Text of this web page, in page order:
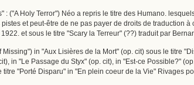
: ("A Holy Terror") Néo a repris le titre des Humano.
et peut-être de ne pas payer de droits de traduction
1922. et sous le titre "Scary la Terreur" (??) traduit par
in "Aux Lisières de la Mort" (op. cit) sous le titre
in "Le Passage du Styx" (op. cit), in "Est-ce Possible?"
titre "Porté Disparu" in "En plein coeur de la Vie" Rivages